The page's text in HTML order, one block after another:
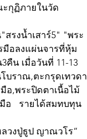
กุฏิภายในวัด
มือลงแผ่นจารที่หุ้ม
คืน เมื่อวันที่ 11-13
บราณ,ตะกรุดเทวดา
อ,พระปิดตาเนื้อไม้
อ   รายได้สมทบทุน
วงปู่ธูป ญาณวโร”